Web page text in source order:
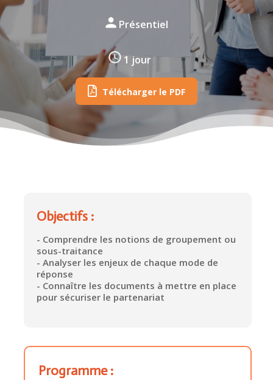
Présentiel
1 jour
Télécharger le PDF
Objectifs :
- Comprendre les notions de groupement ou
sous-traitance
- Analyser les enjeux de chaque mode de
réponse
- Connaître les documents à mettre en place
pour sécuriser le partenariat
Programme :